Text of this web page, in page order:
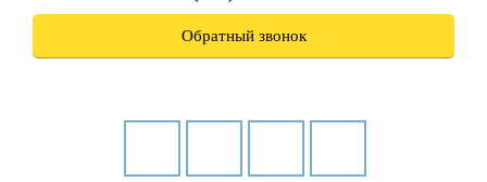
Обратный звонок